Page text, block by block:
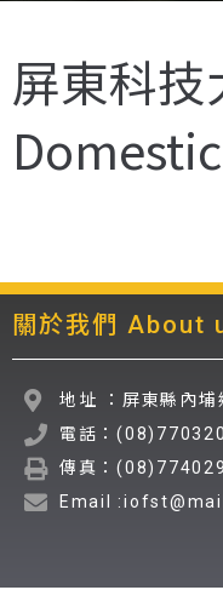
屏東科
關於我們 About
地址 ：屏東縣內
電話：
傳真：
Email